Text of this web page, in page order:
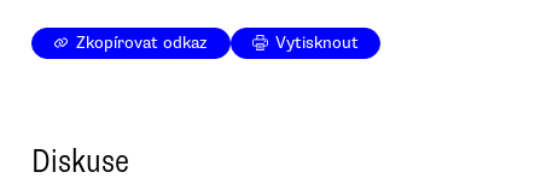
Zkopírovat odkaz Vytisknout
Diskuse